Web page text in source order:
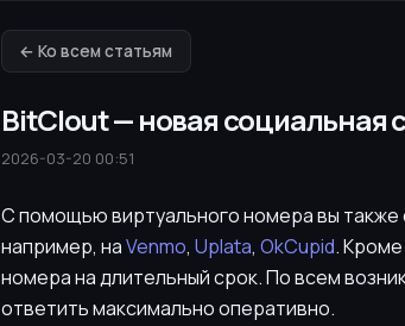
← Ко всем статьям
BitClout — новая социальная
2026-03-20 00:51
С помощью виртуального номера вы также
например, наVenmo, Uplata, OkCupid. Кроме
номера на длительный срок. По всем
ответить максимально оперативно.